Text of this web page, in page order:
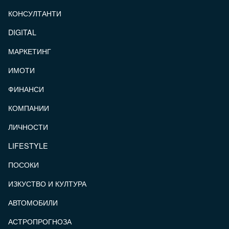
КОНСУЛТАНТИ
DIGITAL
МАРКЕТИНГ
ИМОТИ
ФИНАНСИ
КОМПАНИИ
ЛИЧНОСТИ
LIFESTYLE
ПОСОКИ
ИЗКУСТВО И КУЛТУРА
АВТОМОБИЛИ
АСТРОПРОГНОЗА